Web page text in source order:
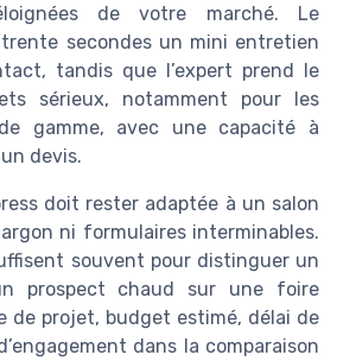
de votre marché. Le
secondes un mini entretien
tandis que l’expert prend le
sérieux, notamment pour les
gamme, avec une capacité à
devis.
doit rester adaptée à un salon
ni formulaires interminables.
souvent pour distinguer un
prospect chaud sur une foire
de projet, budget estimé, délai de
dans la comparaison